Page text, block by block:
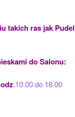
takich ras jak
do Salonu:
.10.00 do 18.00